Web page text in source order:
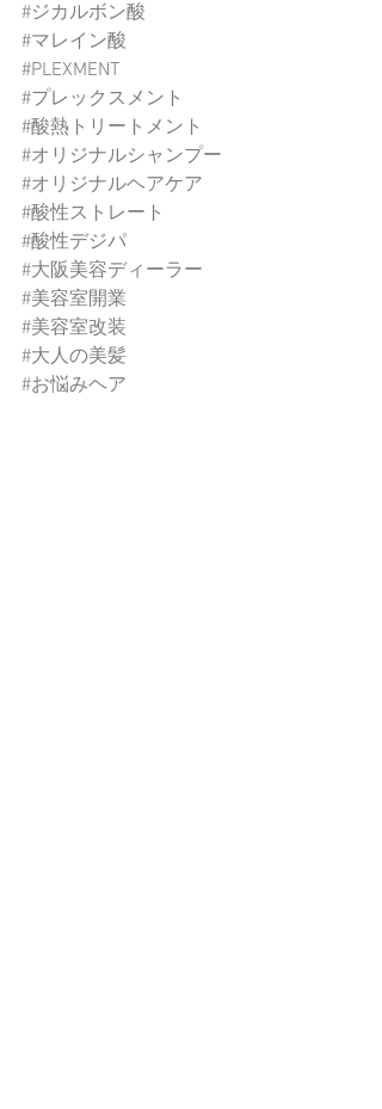
#ジカルボン酸
#マレイン酸
#PLEXMENT
#プレックスメント
#酸熱トリートメント
#オリジナルシャンプー
#オリジナルヘアケア
#酸性ストレート
#酸性デジパ
#大阪美容ディーラー
#美容室開業
#美容室改装
#大人の美髪
#お悩みヘア